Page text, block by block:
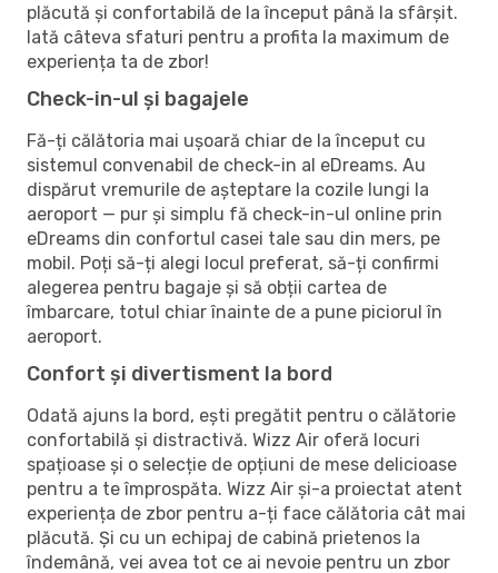
plăcută și confortabilă de la început până la sfârșit.
Iată câteva sfaturi pentru a profita la maximum de
experiența ta de zbor!
Check-in-ul și bagajele
Fă-ți călătoria mai ușoară chiar de la început cu
sistemul convenabil de check-in al eDreams. Au
dispărut vremurile de așteptare la cozile lungi la
aeroport — pur și simplu fă check-in-ul online prin
eDreams din confortul casei tale sau din mers, pe
mobil. Poți să-ți alegi locul preferat, să-ți confirmi
alegerea pentru bagaje și să obții cartea de
îmbarcare, totul chiar înainte de a pune piciorul în
aeroport.
Confort și divertisment la bord
Odată ajuns la bord, ești pregătit pentru o călătorie
confortabilă și distractivă. Wizz Air oferă locuri
spațioase și o selecție de opțiuni de mese delicioase
pentru a te împrospăta. Wizz Air și-a proiectat atent
experiența de zbor pentru a-ți face călătoria cât mai
plăcută. Și cu un echipaj de cabină prietenos la
îndemână, vei avea tot ce ai nevoie pentru un zbor